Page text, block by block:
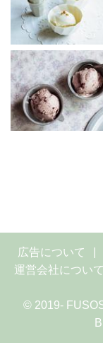
広告について
運営会社について
© 2019-